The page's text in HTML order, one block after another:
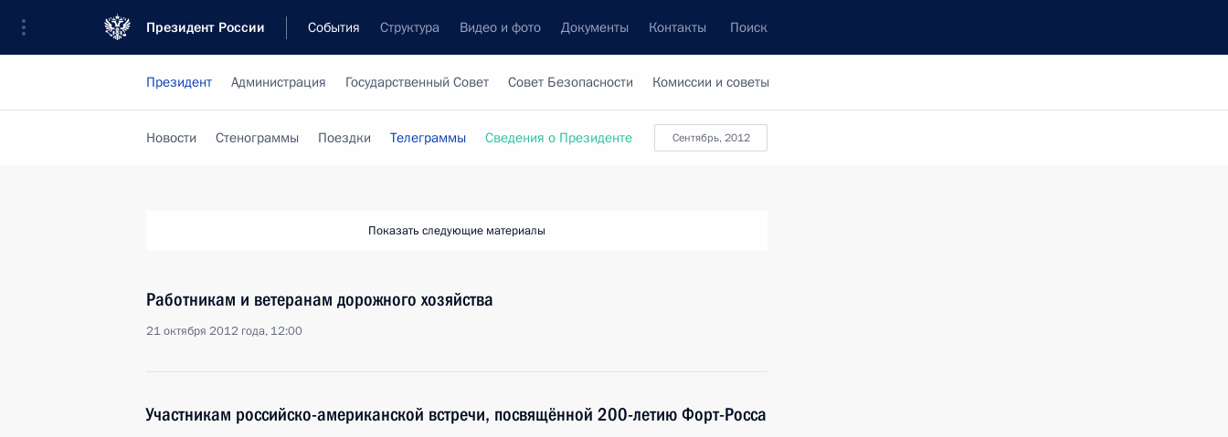
Президент России События Структура Видео и фото Документы Контакты Поиск
Президент Администрация Государственный Совет Совет Безопасности Комиссии и советы
сентябрь, 2012
Новости Стенограммы Поездки Телеграммы Сведения о Президенте
Показать следующие материалы
Работникам и ветеранам дорожного хозяйства
21 октября 2012 года, 12:00
Участникам российско-американской встречи, посвящённой 200-летию Форт-Росса